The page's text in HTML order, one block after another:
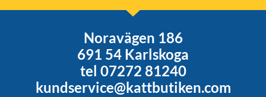
Noravägen 186
691 54 Karlskoga
tel 07272 81240
kundservice@kattbutiken.com